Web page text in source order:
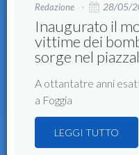
Redazione 28/05/
Inaugurato il
vittime dei
sorge nel
A ottantatre anni
a Foggia
LEGGI TUTTO